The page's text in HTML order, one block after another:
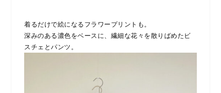
着るだけで絵になるフラワープリントも。
深みのある濃色をベースに、繊細な花々を散りばめたビ
スチェとパンツ。